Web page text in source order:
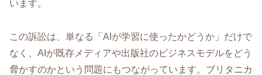
います。
この訴訟は、単なる「AIが学習に使ったかどうか」だけで
なく、AIが既存メディアや出版社のビジネスモデルをどう
脅かすのかという問題にもつながっています。ブリタニカ